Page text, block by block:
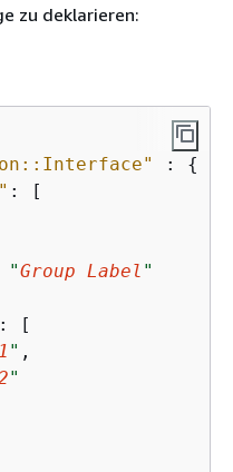
zu deklarieren:
: {
: [
"Group Label "
: [
" ,
"